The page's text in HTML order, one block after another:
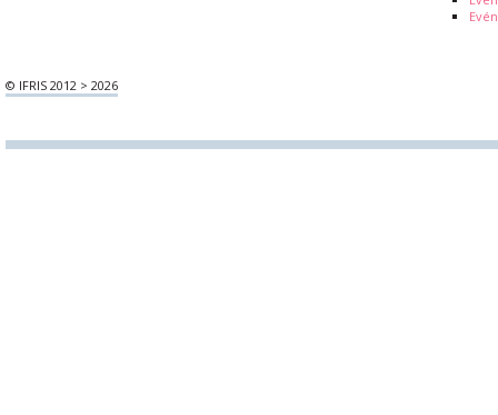
© IFRIS 2012 > 2026